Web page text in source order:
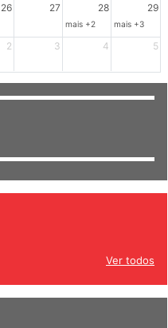
26 27 28 29
mais +2 mais +3
2 3 4 5
Ver todos